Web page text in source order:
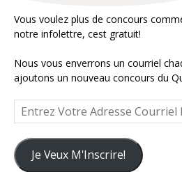
Vous voulez plus de concours
notre infolettre, cest gratuit!
Nous vous enverrons un courriel
ajoutons un nouveau concours du
Entrez
Votre
Adresse
Courriel
Ici
Je Veux M'Inscrire!